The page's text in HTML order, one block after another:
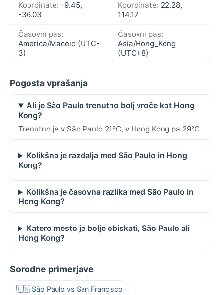
Koordinate: -9.45,
-36.03
Koordinate: 22.28,
114.17
Časovni pas:
America/Maceio (UTC-
3)
Časovni pas:
Asia/Hong_Kong
(UTC+8)
Pogosta vprašanja
Ali je São Paulo trenutno bolj vroče kot Hong
Kong?
Trenutno je v São Paulo 21°C, v Hong Kong pa 29°C.
Kolikšna je razdalja med São Paulo in Hong
Kong?
Kolikšna je časovna razlika med São Paulo in
Hong Kong?
Katero mesto je bolje obiskati, São Paulo ali
Hong Kong?
Sorodne primerjave
🇺🇸 São Paulo vs San Francisco